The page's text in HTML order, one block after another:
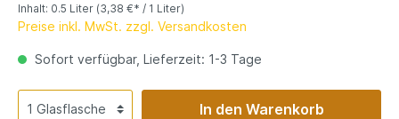
Inhalt: 0.5 Liter (3,38 €* / 1 Liter)
Preise inkl. MwSt. zzgl. Versandkosten
Sofort verfügbar, Lieferzeit: 1-3 Tage
In den Warenkorb